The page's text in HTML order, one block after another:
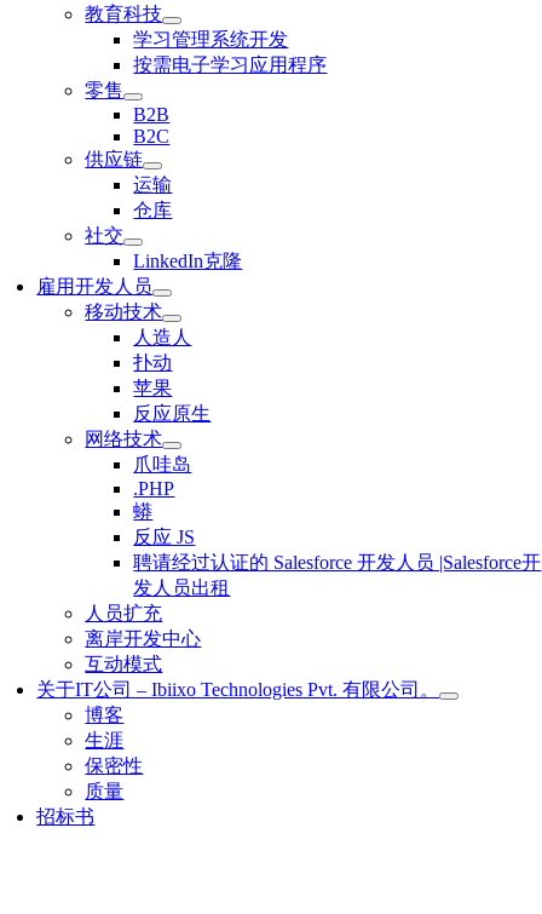
教育科技
学习管理系统开发
按需电子学习应用程序
零售
B2B
B2C
供应链
运输
仓库
社交
LinkedIn克隆
雇用开发人员
移动技术
人造人
扑动
苹果
反应原生
网络技术
爪哇岛
.PHP
蟒
反应 JS
聘请经过认证的 Salesforce 开发人员 |Salesforce开
发人员出租
人员扩充
离岸开发中心
互动模式
关于IT公司 – Ibiixo Technologies Pvt. 有限公司。
博客
生涯
保密性
质量
招标书